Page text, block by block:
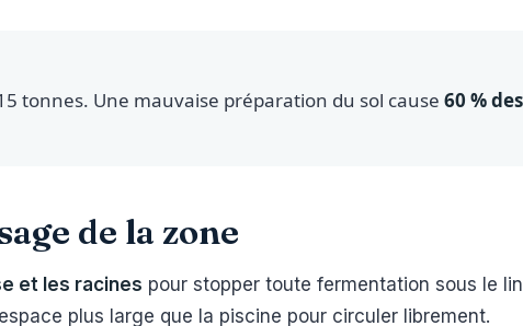
tonnes. Une mauvaise préparation du sol cause 60 %
de la zone
et les racines pour stopper toute fermentation sous le
plus large que la piscine pour circuler librement.